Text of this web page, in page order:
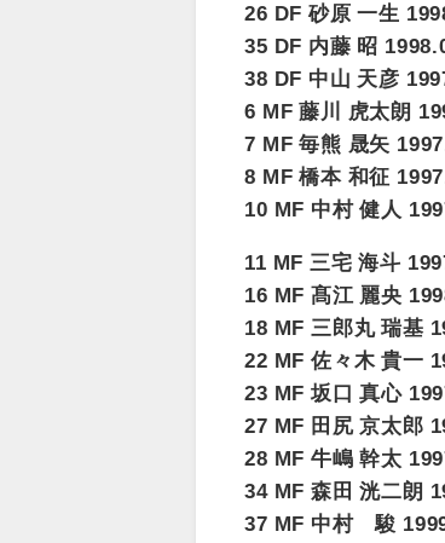
26 DF 砂原 一生
35 DF 内藤 昭
38 DF 中山 天彦
6 MF 藤川 虎太朗
7 MF 毎熊 晟矢
8 MF 橋本 和征
10 MF 中村 健人
11 MF 三宅 海斗
16 MF 髙江 麗央
18 MF 三郎丸 瑞基
22 MF 佐々木 貴一
23 MF 坂口 真心
27 MF 田尻 京太郎
28 MF 牛嶋 幹太
34 MF 森田 洸二朗
37 MF 中村 駿